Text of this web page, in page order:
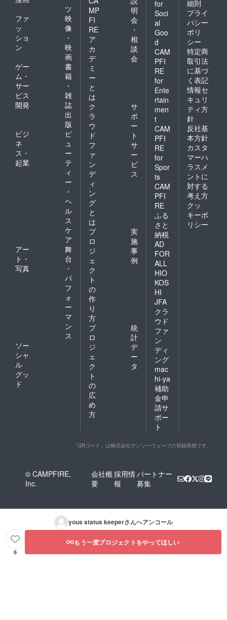
ツ
ファ
ッ
ショ
ン
映
像
・
映
画
ゲー
ム・
サー
ビス
開発
書
籍
・
雑
誌
出
版
ビジ
ネ
ス・
起業
ビ
ュ
ー
テ
ィ
ー
・
ヘ
ル
ス
ケ
ア
アー
ト・
写真
舞
台
・
パ
フ
ォ
ー
マ
ン
ス
ソー
シャ
ル
グッ
ド
MP
FI
RE
ア
カ
デ
ミ
ー
と
は
明
会
・
相
談
会
ク
ラ
ウ
ド
フ
ァ
ン
デ
ィ
ン
グ
と
は
サ
ポ
ー
ト
サ
ー
ビ
ス
プ
ロ
ジ
ェ
ク
ト
の
作
り
方
実
施
事
例
プ
ロ
ジ
ェ
ク
ト
の
広
め
方
統
計
デ
ー
タ
for
Soci
al
Goo
d
CAM
PFI
RE
for
Ente
rtain
men
t
CAM
PFI
RE
for
Spor
ts
CAM
PFI
RE
ふる
さと
納税
AD
FOR
ALL
HIO
KOS
HI
JFA
クラ
ウド
ファ
ン
ディ
ング
mac
hi-ya
補助
金申
請サ
ポー
ト
細則
プライ
バシー
ポリ
シー
特定商
取引法
に基づ
く表記
情報セ
キュリ
ティ方
針
反社基
本方針
カスタ
マーハ
ラスメ
ントに
対する
考え方
クッ
キーポ
リシー
「QRコード」は株式会社デンソーウェーブの登録商標です。
© CAMPFIRE,
Inc.
会社概
要
採用情
報
パートナー
募集
yous status keeperさんへアンコール
6
もう一度プロジェクトをやってほしい